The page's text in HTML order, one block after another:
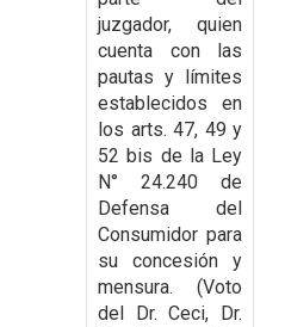
juzgador, quien
cuenta con las
pautas y límites
establecidos en
los arts. 47, 49 y
52 bis de la Ley
N° 24.240 de
Defensa del
Consumidor para
su concesión y
mensura. (Voto
del Dr. Ceci, Dr.